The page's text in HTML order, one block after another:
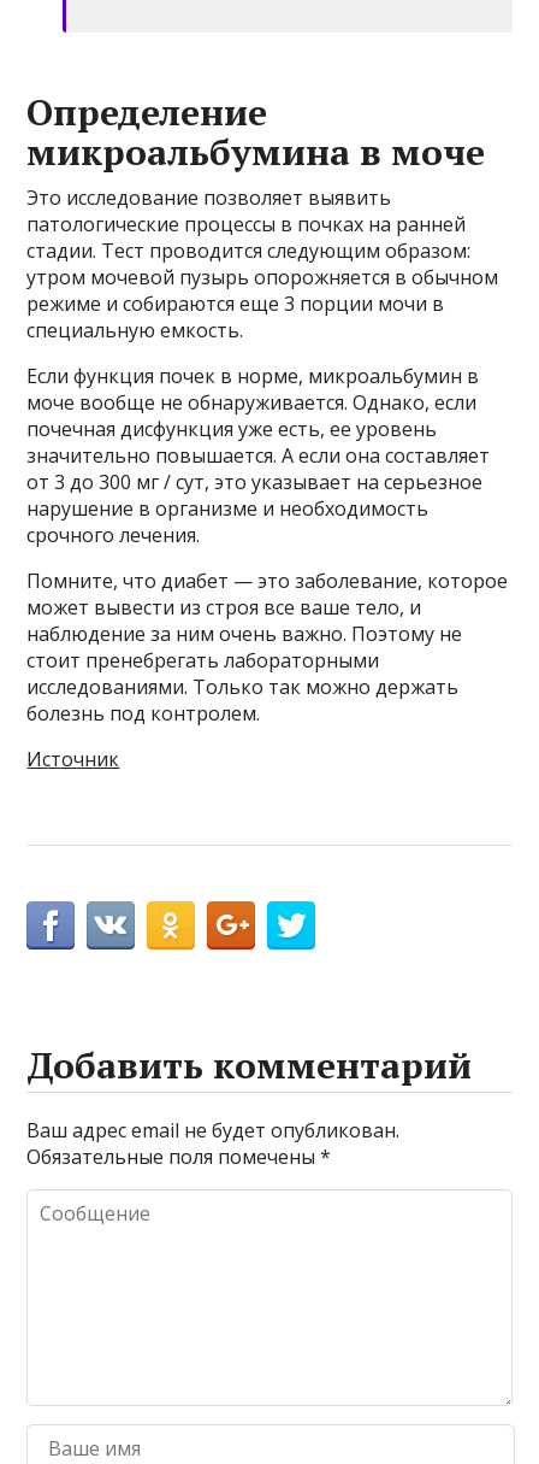
Определение
микроальбумина в моче
Это исследование позволяет выявить
патологические процессы в почках на ранней
стадии. Тест проводится следующим образом:
утром мочевой пузырь опорожняется в обычном
режиме и собираются еще 3 порции мочи в
специальную емкость.
Если функция почек в норме, микроальбумин в
моче вообще не обнаруживается. Однако, если
почечная дисфункция уже есть, ее уровень
значительно повышается. А если она составляет
от 3 до 300 мг / сут, это указывает на серьезное
нарушение в организме и необходимость
срочного лечения.
Помните, что диабет — это заболевание, которое
может вывести из строя все ваше тело, и
наблюдение за ним очень важно. Поэтому не
стоит пренебрегать лабораторными
исследованиями. Только так можно держать
болезнь под контролем.
Источник
Добавить комментарий
Ваш адрес email не будет опубликован.
Обязательные поля помечены*